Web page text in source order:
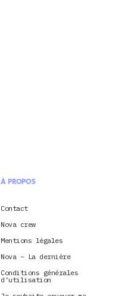
À PROPOS
Contact
Nova crew
Mentions légales
Nova – La dernière
Conditions générales
d’utilisation